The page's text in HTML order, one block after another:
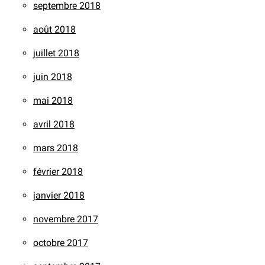
septembre 2018
août 2018
juillet 2018
juin 2018
mai 2018
avril 2018
mars 2018
février 2018
janvier 2018
novembre 2017
octobre 2017